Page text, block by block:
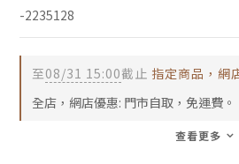
-2235128
至08/31 15:00截止 指定商品，網
全店，網店優惠: 門市自取，免運費。
查看更多